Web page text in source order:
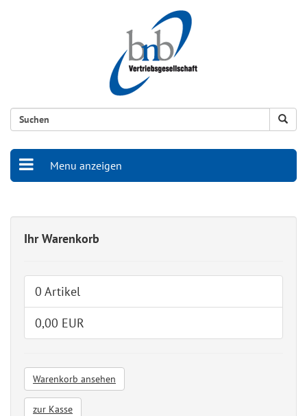
Menu anzeigen
Ihr Warenkorb
0 Artikel
0,00 EUR
Warenkorb ansehen
zur Kasse